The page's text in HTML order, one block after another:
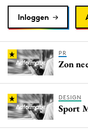
Reputatie & crisis
Inloggen
PR
Zon
DESIGN
Sport